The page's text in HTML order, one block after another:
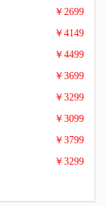
￥2699
PatchWall, 三级
￥4149
构 1.45GHz, 2GB
偏光式3D
￥4499
1.5GHz, MIUI TV
解码
￥3699
四核 1.8GHz,
￥3299
￥3099
￥3799
￥3299